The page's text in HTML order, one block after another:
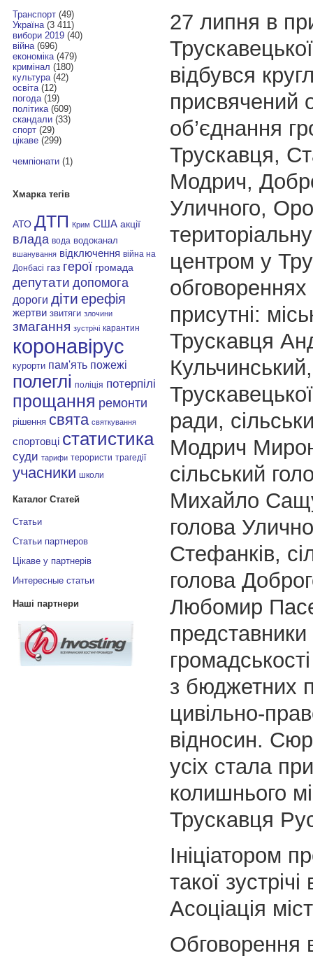
Транспорт(49)
Україна(3 411)
вибори 2019(40)
війна(696)
економіка(479)
кримінал (180)
культура(42)
освіта(12)
погода(19)
політика(609)
скандали(33)
спорт(29)
цікаве(299)
чемпіонати(1)
Хмарка тегів
АТО ДТП Крим США акції
влада вода водоканал
вшанування відключення війна на
Донбасі газ герої громада
депутати допомога
дороги діти ерефія
жертви звитяги злочини
змагання зустрічі карантин
коронавірус
курорти пам'ять пожежі
полеглі поліція потерпілі
прощання ремонти
рішення свята святкування
спортовці статистика
суди тарифи терористи трагедії
учасники школи
Каталог Статей
Статьи
Статьи партнеров
Цікаве у партнерів
Интересные статьи
Наші партнери
27 липня в
відбувся
присвячений
об’єднання
Трускавця,
Модрич,
Уличного,
центром у
присутні:
Трускавця
ради,
Модрич
сільський
Михайло
голова
Стефанків,
голова
Любомир
представники
з бюджетних
цивільно-
відносин.
усіх стала
колишнього
Трускавця
Ініціатором
такої
Асоціація
Обговорення